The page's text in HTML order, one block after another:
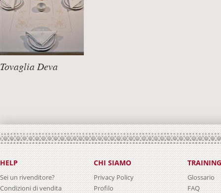
Tovaglia Deva
HELP
Sei un rivenditore?
Condizioni di vendita
CHI SIAMO
Privacy Policy
Profilo
TRAINING
Glossario
FAQ